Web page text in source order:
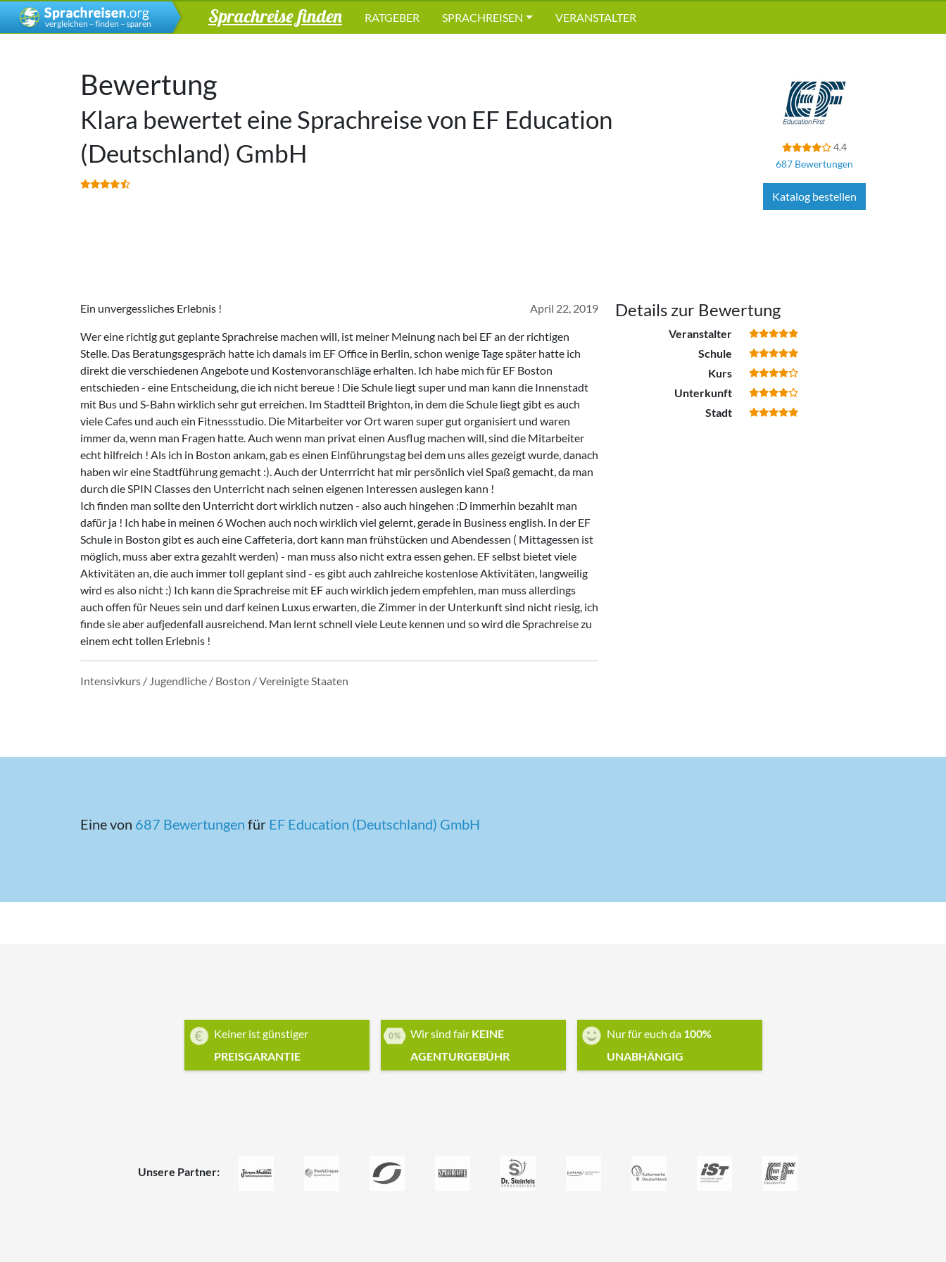
Sprachreise finden RATGEBER SPRACHREISEN VERANSTALTER
Bewertung
Klara bewertet eine Sprachreise von EF Education
(Deutschland) GmbH
4.4
687 Bewertungen
Katalog bestellen
April 22, 2019
Ein unvergessliches Erlebnis !
Wer eine richtig gut geplante Sprachreise machen will, ist meiner Meinung nach bei EF an der richtigen
Stelle. Das Beratungsgespräch hatte ich damals im EF Office in Berlin, schon wenige Tage später hatte ich
direkt die verschiedenen Angebote und Kostenvoranschläge erhalten. Ich habe mich für EF Boston
entschieden - eine Entscheidung, die ich nicht bereue ! Die Schule liegt super und man kann die Innenstadt
mit Bus und S-Bahn wirklich sehr gut erreichen. Im Stadtteil Brighton, in dem die Schule liegt gibt es auch
viele Cafes und auch ein Fitnessstudio. Die Mitarbeiter vor Ort waren super gut organisiert und waren
immer da, wenn man Fragen hatte. Auch wenn man privat einen Ausflug machen will, sind die Mitarbeiter
echt hilfreich ! Als ich in Boston ankam, gab es einen Einführungstag bei dem uns alles gezeigt wurde, danach
haben wir eine Stadtführung gemacht :). Auch der Unterrricht hat mir persönlich viel Spaß gemacht, da man
durch die SPIN Classes den Unterricht nach seinen eigenen Interessen auslegen kann !
Ich finden man sollte den Unterricht dort wirklich nutzen - also auch hingehen :D immerhin bezahlt man
dafür ja ! Ich habe in meinen 6 Wochen auch noch wirklich viel gelernt, gerade in Business english. In der EF
Schule in Boston gibt es auch eine Caffeteria, dort kann man frühstücken und Abendessen ( Mittagessen ist
möglich, muss aber extra gezahlt werden) - man muss also nicht extra essen gehen. EF selbst bietet viele
Aktivitäten an, die auch immer toll geplant sind - es gibt auch zahlreiche kostenlose Aktivitäten, langweilig
wird es also nicht :) Ich kann die Sprachreise mit EF auch wirklich jedem empfehlen, man muss allerdings
auch offen für Neues sein und darf keinen Luxus erwarten, die Zimmer in der Unterkunft sind nicht riesig, ich
finde sie aber aufjedenfall ausreichend. Man lernt schnell viele Leute kennen und so wird die Sprachreise zu
einem echt tollen Erlebnis !
Intensivkurs / Jugendliche / Boston / Vereinigte Staaten
Details zur Bewertung
Veranstalter
Schule
Kurs
Unterkunft
Stadt
Eine von 687 Bewertungen für EF Education (Deutschland) GmbH
Keiner ist günstiger
PREISGARANTIE
Wir sind fair KEINE
AGENTURGEBÜHR
Nur für euch da 100%
UNABHÄNGIG
Unsere Partner: